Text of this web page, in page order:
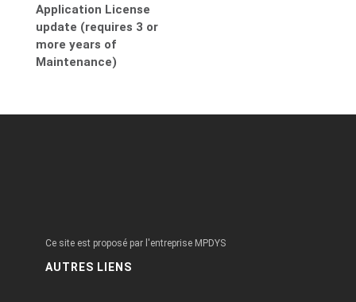
Application License
update (requires 3 or
more years of
Maintenance)
Ce site est proposé par l'entreprise MPDYS
AUTRES LIENS